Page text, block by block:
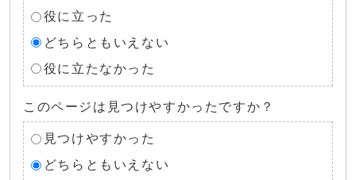
役に立った
どちらともいえない
役に立たなかった
このページは見つけやすかったですか？
見つけやすかった
どちらともいえない